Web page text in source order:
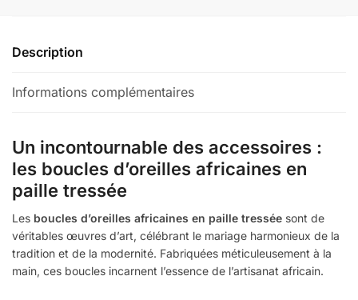
Description
Informations complémentaires
Un incontournable des accessoires :
les boucles d’oreilles africaines en
paille tressée
Les boucles d’oreilles africaines en paille tressée sont de
véritables œuvres d’art, célébrant le mariage harmonieux de la
tradition et de la modernité. Fabriquées méticuleusement à la
main, ces boucles incarnent l’essence de l’artisanat africain.